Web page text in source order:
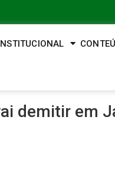
demitir em